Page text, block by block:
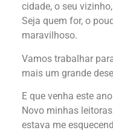
cidade, o seu
Seja quem for, o
maravilhoso.
Vamos trabalhar
mais um grande
E que venha este
Novo minhas
estava me